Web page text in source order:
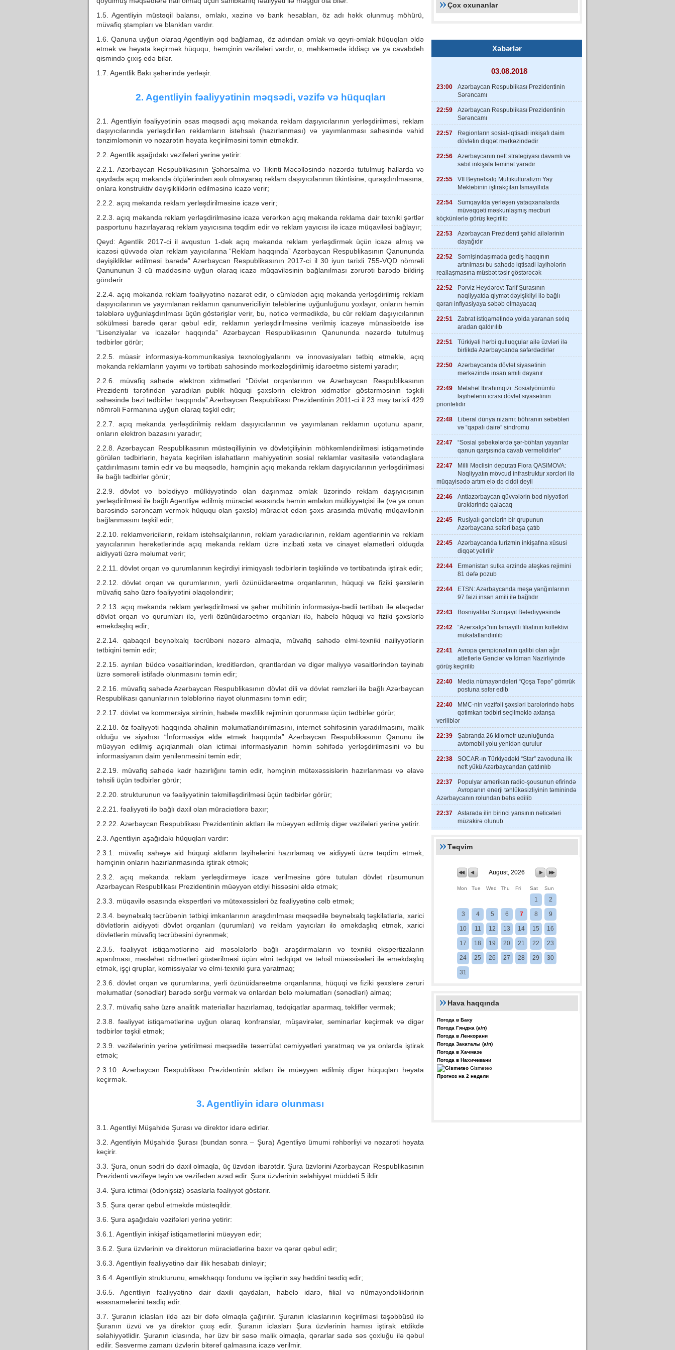
1.5. Agentliyin müstəqil balansı, əmlakı, xəzinə və bank hesabları, öz adı həkk olunmuş möhürü,
müvafiq ştampları və blankları vardır.
1.6. Qanuna uyğun olaraq Agentliyin əqd bağlamaq, öz adından əmlak və qeyri-əmlak hüquqları əldə
etmək və həyata keçirmək hüququ, həmçinin vəzifələri vardır, o, məhkəmədə iddiaçı və ya cavabdeh
qismində çıxış edə bilər.
1.7. Agentlik Bakı şəhərində yerləşir.
2. Agentliyin fəaliyyətinin məqsədi, vəzifə və hüquqları
2.1. Agentliyin fəaliyyətinin əsas məqsədi açıq məkanda reklam daşıyıcılarının yerləşdirilməsi, reklam
daşıyıcılarında yerləşdirilən reklamların istehsalı (hazırlanması) və yayımlanması sahəsində vahid
tənzimləmənin və nəzarətin həyata keçirilməsini təmin etməkdir.
2.2. Agentlik aşağıdakı vəzifələri yerinə yetirir:
2.2.1. Azərbaycan Respublikasının Şəhərsalma və Tikinti Məcəlləsində nəzərdə tutulmuş hallarda və
qaydada açıq məkanda ölçülərindən asılı olmayaraq reklam daşıyıcılarının tikintisinə, quraşdırılmasına,
onlara konstruktiv dəyişikliklərin edilməsinə icazə verir;
2.2.2. açıq məkanda reklam yerləşdirilməsinə icazə verir;
2.2.3. açıq məkanda reklam yerləşdirilməsinə icazə verərkən açıq məkanda reklama dair texniki şərtlər
pasportunu hazırlayaraq reklam yayıcısına təqdim edir və reklam yayıcısı ilə icazə müqaviləsi bağlayır;
Qeyd: Agentlik 2017-ci il avqustun 1-dək açıq məkanda reklam yerləşdirmək üçün icazə almış və
icazəsi qüvvədə olan reklam yayıcılarına “Reklam haqqında” Azərbaycan Respublikasının Qanununda
dəyişikliklər edilməsi barədə” Azərbaycan Respublikasının 2017-ci il 30 iyun tarixli 755-VQD nömrəli
Qanununun 3 cü maddəsinə uyğun olaraq icazə müqaviləsinin bağlanılması zərurəti barədə bildiriş
göndərir.
2.2.4. açıq məkanda reklam fəaliyyətinə nəzarət edir, o cümlədən açıq məkanda yerləşdirilmiş reklam
daşıyıcılarının və yayımlanan reklamın qanunvericiliyin tələblərinə uyğunluğunu yoxlayır, onların həmin
tələblərə uyğunlaşdırılması üçün göstərişlər verir, bu, nəticə vermədikdə, bu cür reklam daşıyıcılarının
sökülməsi barədə qərar qəbul edir, reklamın yerləşdirilməsinə verilmiş icazəyə münasibətdə isə
“Lisenziyalar və icazələr haqqında” Azərbaycan Respublikasının Qanununda nəzərdə tutulmuş
tədbirlər görür;
2.2.5. müasir informasiya-kommunikasiya texnologiyalarını və innovasiyaları tətbiq etməklə, açıq
məkanda reklamların yayımı və tərtibatı sahəsində mərkəzləşdirilmiş idarəetmə sistemi yaradır;
2.2.6. müvafiq sahədə elektron xidmətləri “Dövlət orqanlarının və Azərbaycan Respublikasının
Prezidenti tərəfindən yaradılan publik hüquqi şəxslərin elektron xidmətlər göstərməsinin təşkili
sahəsində bəzi tədbirlər haqqında” Azərbaycan Respublikası Prezidentinin 2011-ci il 23 may tarixli 429
nömrəli Fərmanına uyğun olaraq təşkil edir;
2.2.7. açıq məkanda yerləşdirilmiş reklam daşıyıcılarının və yayımlanan reklamın uçotunu aparır,
onların elektron bazasını yaradır;
2.2.8. Azərbaycan Respublikasının müstəqilliyinin və dövlətçiliyinin möhkəmləndirilməsi istiqamətində
görülən tədbirlərin, həyata keçirilən islahatların mahiyyətinin sosial reklamlar vasitəsilə vətəndaşlara
çatdırılmasını təmin edir və bu məqsədlə, həmçinin açıq məkanda reklam daşıyıcılarının yerləşdirilməsi
ilə bağlı tədbirlər görür;
2.2.9. dövlət və bələdiyyə mülkiyyətində olan daşınmaz əmlak üzərində reklam daşıyıcısının
yerləşdirilməsi ilə bağlı Agentliyə edilmiş müraciət əsasında həmin əmlakın mülkiyyətçisi ilə (və ya onun
barəsində sərəncam vermək hüququ olan şəxslə) müraciət edən şəxs arasında müvafiq müqavilənin
bağlanmasını təşkil edir;
2.2.10. reklamvericilərin, reklam istehsalçılarının, reklam yaradıcılarının, reklam agentlərinin və reklam
yayıcılarının hərəkətlərində açıq məkanda reklam üzrə inzibati xəta və cinayət əlamətləri olduqda
aidiyyəti üzrə məlumat verir;
2.2.11. dövlət orqan və qurumlarının keçirdiyi irimiqyaslı tədbirlərin təşkilində və tərtibatında iştirak edir;
2.2.12. dövlət orqan və qurumlarının, yerli özünüidarəetmə orqanlarının, hüquqi və fiziki şəxslərin
müvafiq sahə üzrə fəaliyyətini əlaqələndirir;
2.2.13. açıq məkanda reklam yerləşdirilməsi və şəhər mühitinin informasiya-bədii tərtibatı ilə əlaqədar
dövlət orqan və qurumları ilə, yerli özünüidarəetmə orqanları ilə, habelə hüquqi və fiziki şəxslərlə
əməkdaşlıq edir;
2.2.14. qabaqcıl beynəlxalq təcrübəni nəzərə almaqla, müvafiq sahədə elmi-texniki nailiyyətlərin
tətbiqini təmin edir;
2.2.15. ayrılan büdcə vəsaitlərindən, kreditlərdən, qrantlardan və digər maliyyə vəsaitlərindən təyinatı
üzrə səmərəli istifadə olunmasını təmin edir;
2.2.16. müvafiq sahədə Azərbaycan Respublikasının dövlət dili və dövlət rəmzləri ilə bağlı Azərbaycan
Respublikası qanunlarının tələblərinə riayət olunmasını təmin edir;
2.2.17. dövlət və kommersiya sirrinin, habelə məxfilik rejiminin qorunması üçün tədbirlər görür;
2.2.18. öz fəaliyyəti haqqında əhalinin məlumatlandırılmasını, internet səhifəsinin yaradılmasını, malik
olduğu və siyahısı “İnformasiya əldə etmək haqqında” Azərbaycan Respublikasının Qanunu ilə
müəyyən edilmiş açıqlanmalı olan ictimai informasiyanın həmin səhifədə yerləşdirilməsini və bu
informasiyanın daim yenilənməsini təmin edir;
2.2.19. müvafiq sahədə kadr hazırlığını təmin edir, həmçinin mütəxəssislərin hazırlanması və əlavə
təhsili üçün tədbirlər görür;
2.2.20. strukturunun və fəaliyyətinin təkmilləşdirilməsi üçün tədbirlər görür;
2.2.21. fəaliyyəti ilə bağlı daxil olan müraciətlərə baxır;
2.2.22. Azərbaycan Respublikası Prezidentinin aktları ilə müəyyən edilmiş digər vəzifələri yerinə yetirir.
2.3. Agentliyin aşağıdakı hüquqları vardır:
2.3.1. müvafiq sahəyə aid hüquqi aktların layihələrini hazırlamaq və aidiyyəti üzrə təqdim etmək,
həmçinin onların hazırlanmasında iştirak etmək;
2.3.2. açıq məkanda reklam yerləşdirməyə icazə verilməsinə görə tutulan dövlət rüsumunun
Azərbaycan Respublikası Prezidentinin müəyyən etdiyi hissəsini əldə etmək;
2.3.3. müqavilə əsasında ekspertləri və mütəxəssisləri öz fəaliyyətinə cəlb etmək;
2.3.4. beynəlxalq təcrübənin tətbiqi imkanlarının araşdırılması məqsədilə beynəlxalq təşkilatlarla, xarici
dövlətlərin aidiyyəti dövlət orqanları (qurumları) və reklam yayıcıları ilə əməkdaşlıq etmək, xarici
dövlətlərin müvafiq təcrübəsini öyrənmək;
2.3.5. fəaliyyət istiqamətlərinə aid məsələlərlə bağlı araşdırmaların və texniki ekspertizaların
aparılması, məsləhət xidmətləri göstərilməsi üçün elmi tədqiqat və təhsil müəssisələri ilə əməkdaşlıq
etmək, işçi qruplar, komissiyalar və elmi-texniki şura yaratmaq;
2.3.6. dövlət orqan və qurumlarına, yerli özünüidarəetmə orqanlarına, hüquqi və fiziki şəxslərə zəruri
məlumatlar (sənədlər) barədə sorğu vermək və onlardan belə məlumatları (sənədləri) almaq;
2.3.7. müvafiq sahə üzrə analitik materiallar hazırlamaq, tədqiqatlar aparmaq, təkliflər vermək;
2.3.8. fəaliyyət istiqamətlərinə uyğun olaraq konfranslar, müşavirələr, seminarlar keçirmək və digər
tədbirlər təşkil etmək;
2.3.9. vəzifələrinin yerinə yetirilməsi məqsədilə təsərrüfat cəmiyyətləri yaratmaq və ya onlarda iştirak
etmək;
2.3.10. Azərbaycan Respublikası Prezidentinin aktları ilə müəyyən edilmiş digər hüquqları həyata
keçirmək.
3. Agentliyin idarə olunması
3.1. Agentliyi Müşahidə Şurası və direktor idarə edirlər.
3.2. Agentliyin Müşahidə Şurası (bundan sonra – Şura) Agentliyə ümumi rəhbərliyi və nəzarəti həyata
keçirir.
3.3. Şura, onun sədri də daxil olmaqla, üç üzvdən ibarətdir. Şura üzvlərini Azərbaycan Respublikasının
Prezidenti vəzifəyə təyin və vəzifədən azad edir. Şura üzvlərinin səlahiyyət müddəti 5 ildir.
3.4. Şura ictimai (ödənişsiz) əsaslarla fəaliyyət göstərir.
3.5. Şura qərar qəbul etməkdə müstəqildir.
3.6. Şura aşağıdakı vəzifələri yerinə yetirir:
3.6.1. Agentliyin inkişaf istiqamətlərini müəyyən edir;
3.6.2. Şura üzvlərinin və direktorun müraciətlərinə baxır və qərar qəbul edir;
3.6.3. Agentliyin fəaliyyətinə dair illik hesabatı dinləyir;
3.6.4. Agentliyin strukturunu, əməkhaqqı fondunu və işçilərin say həddini təsdiq edir;
3.6.5. Agentliyin fəaliyyətinə dair daxili qaydaları, habelə idarə, filial və nümayəndəliklərinin
əsasnamələrini təsdiq edir.
3.7. Şuranın iclasları ildə azı bir dəfə olmaqla çağırılır. Şuranın iclaslarının keçirilməsi təşəbbüsü ilə
Şuranın üzvü və ya direktor çıxış edir. Şuranın iclasları Şura üzvlərinin hamısı iştirak etdikdə
səlahiyyətlidir. Şuranın iclasında, hər üzv bir səsə malik olmaqla, qərarlar sadə səs çoxluğu ilə qəbul
edilir. Səsvermə zamanı üzvlərin bitərəf qalmasına icazə verilmir.
Çox oxunanlar
Xəbərlər
03.08.2018
23:00
Azərbaycan Respublikası Prezidentinin
Sərəncamı
22:59
Azərbaycan Respublikası Prezidentinin
Sərəncamı
22:57
Regionların sosial-iqtisadi inkişafı daim
dövlətin diqqət mərkəzindədir
22:56
Azərbaycanın neft strategiyası davamlı və
sabit inkişafa təminat yaradır
22:55
VII Beynəlxalq Multikulturalizm Yay
Məktəbinin iştirakçıları İsmayıllıda
22:54
Sumqayıtda yerləşən yataqxanalarda
müvəqqəti məskunlaşmış məcburi
köçkünlərlə görüş keçirilib
22:53
Azərbaycan Prezidenti şəhid ailələrinin
dayağıdır
22:52
Sərnişindaşımada gediş haqqının
artırılması bu sahədə iqtisadi layihələrin
reallaşmasına müsbət təsir göstərəcək
22:52
Pərviz Heydərov: Tarif Şurasının
nəqliyyatda qiymət dəyişikliyi ilə bağlı
qərarı inflyasiyaya səbəb olmayacaq
22:51
Zabrat istiqamətində yolda yaranan sıxlıq
aradan qaldırılıb
22:51
Türkiyəli hərbi qulluqçular ailə üzvləri ilə
birlikdə Azərbaycanda səfərdədirlər
22:50
Azərbaycanda dövlət siyasətinin
mərkəzində insan amili dayanır
22:49
Məlahət İbrahimqızı: Sosialyönümlü
layihələrin icrası dövlət siyasətinin
prioritetidir
22:48
Liberal dünya nizamı: böhranın səbəbləri
və “qapalı dairə” sindromu
22:47
“Sosial şəbəkələrdə şər-böhtan yayanlar
qanun qarşısında cavab verməlidirlər”
22:47
Milli Məclisin deputatı Flora QASIMOVA:
Nəqliyyatın mövcud infrastruktur xərcləri ilə
müqayisədə artım elə də ciddi deyil
22:46
Antiazərbaycan qüvvələrin bəd niyyətləri
ürəklərində qalacaq
22:45
Rusiyalı gənclərin bir qrupunun
Azərbaycana səfəri başa çatıb
22:45
Azərbaycanda turizmin inkişafına xüsusi
diqqət yetirilir
22:44
Ermənistan sutka ərzində atəşkəs rejimini
81 dəfə pozub
22:44
ETSN: Azərbaycanda meşə yanğınlarının
97 faizi insan amili ilə bağlıdır
22:43 Bosniyalılar Sumqayıt Bələdiyyəsində
22:42
“Azərxalça”nın İsmayıllı filialının kollektivi
mükafatlandırılıb
22:41
Avropa çempionatının qalibi olan ağır
atletlərlə Gənclər və İdman Nazirliyində
görüş keçirilib
22:40
Media nümayəndələri “Qoşa Təpə” gömrük
postuna səfər edib
22:40
MMC-nin vəzifəli şəxsləri barələrində həbs
qətimkan tədbiri seçilməklə axtarışa
veriliblər
22:39
Şabranda 26 kilometr uzunluğunda
avtomobil yolu yenidən qurulur
22:38
SOCAR-ın Türkiyədəki “Star” zavoduna ilk
neft yükü Azərbaycandan çatdırılıb
22:37
Populyar amerikan radio-şousunun efirində
Avropanın enerji təhlükəsizliyinin təminində
Azərbaycanın rolundan bəhs edilib
22:37
Astarada ilin birinci yarısının nəticələri
müzakirə olunub
Təqvim
August, 2026
Mon Tue Wed Thu Fri Sat Sun
1 2
3 4 5 6 7 8 9
10 11 12 13 14 15 16
17 18 19 20 21 22 23
24 25 26 27 28 29 30
31
Hava haqqında
Погода в Баку
Погода Гянджа (а/п)
Погода в Ленкорани
Погода Закаталы (а/п)
Погода в Хачмазе
Погода в Нахичевани
Gismeteo
Прогноз на 2 недели